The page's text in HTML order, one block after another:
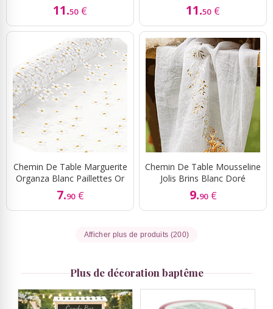
11.50 € 11.50 €
Chemin De Table Marguerite
Organza Blanc Paillettes Or
7.90 €
Chemin De Table Mousseline
Jolis Brins Blanc Doré
9.90 €
Afficher plus de produits (200)
Plus de décoration baptême